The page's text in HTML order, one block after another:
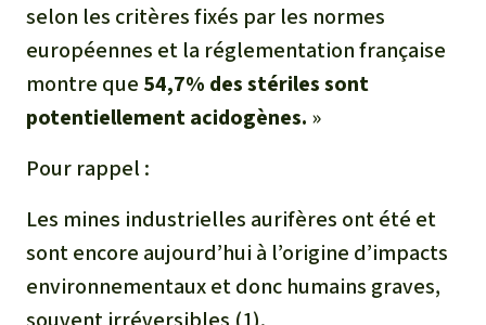
selon les critères fixés par les normes
européennes et la réglementation française
montre que 54,7% des stériles sont
potentiellement acidogènes. »
Pour rappel :
Les mines industrielles aurifères ont été et
sont encore aujourd’hui à l’origine d’impacts
environnementaux et donc humains graves,